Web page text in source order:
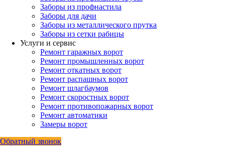
Заборы из профнастила
Заборы для дачи
Заборы из металлического прутка
Заборы из сетки рабицы
Услуги и сервис
Ремонт гаражных ворот
Ремонт промышленных ворот
Ремонт откатных ворот
Ремонт распашных ворот
Ремонт шлагбаумов
Ремонт скоростных ворот
Ремонт противопожарных ворот
Ремонт автоматики
Замеры ворот
Обратный звонок